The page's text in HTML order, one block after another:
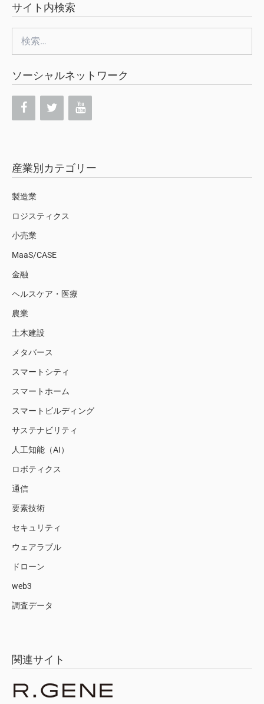
サイト内検索
索:
ソーシャルネットワーク
産業別カテゴリー
製造業
ロジスティクス
小売業
MaaS/CASE
金融
ヘルスケア・医療
農業
土木建設
メタバース
スマートシティ
スマートホーム
スマートビルディング
サステナビリティ
人工知能（AI）
ロボティクス
通信
要素技術
セキュリティ
ウェアラブル
ドローン
web3
調査データ
関連サイト